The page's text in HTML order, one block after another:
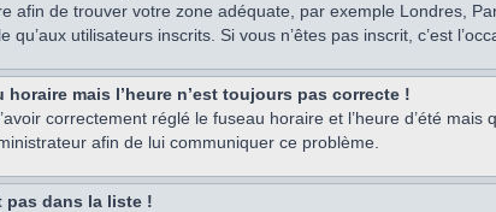
afin de trouver votre zone adéquate, par exemple Londres,
qu’aux utilisateurs inscrits. Si vous n’êtes pas inscrit, c’est
horaire mais l’heure n’est toujours pas correcte !
correctement réglé le fuseau horaire et l’heure d’été
afin de lui communiquer ce problème.
pas dans la liste !